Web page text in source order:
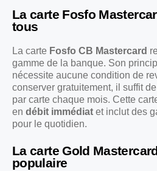
La carte Fosfo
tous
La carte Fosfo CB Mastercard
gamme de la banque. Son
nécessite aucune condition de
conserver gratuitement, il suffit
par carte chaque mois. Cette
en débit immédiat et inclut des
pour le quotidien.
La carte Gold
populaire